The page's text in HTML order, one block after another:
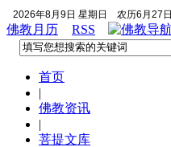
2026年8月9日 星期日 农历6月27日
佛教月历 RSS
首页
|
佛教资讯
|
菩提文库